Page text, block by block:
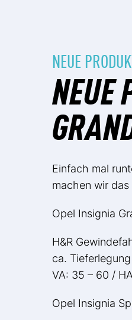
NEUE
NEUE
Einfach mal
machen wir
Opel Insignia
H&R
ca.
VA: 35 – 60 /
Opel Insignia